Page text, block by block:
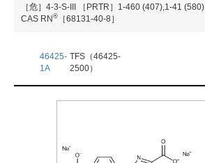
［危］4-3-S-III
［PRTR］1-460 (407),1-41 (580)
CAS RN® ［68131-40-8］
46425-
1A
TFS（46425-
2500）